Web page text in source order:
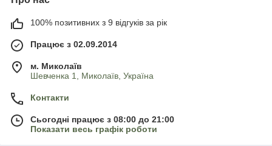
100% позитивних з 9 відгуків за рік
Працює з 02.09.2014
м. Миколаїв
Шевченка 1, Миколаїв, Україна
Контакти
Сьогодні працює з 08:00 до 21:00
Показати весь графік роботи